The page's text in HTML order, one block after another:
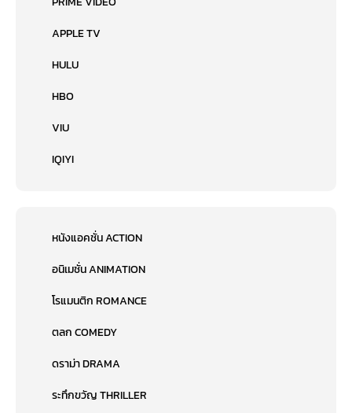
APPLE TV
HULU
HBO
VIU
IQIYI
หนังแอคชั่น ACTION
อนิเมชั่น ANIMATION
โรแมนติก ROMANCE
ตลก COMEDY
ดราม่า DRAMA
ระทึกขวัญ THRILLER